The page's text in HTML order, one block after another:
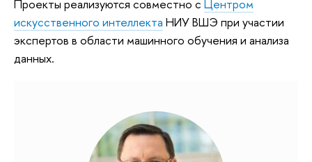
Проекты реализуются совместно с Центром
искусственного интеллекта НИУ ВШЭ при участии
экспертов в области машинного обучения и анализа
данных.